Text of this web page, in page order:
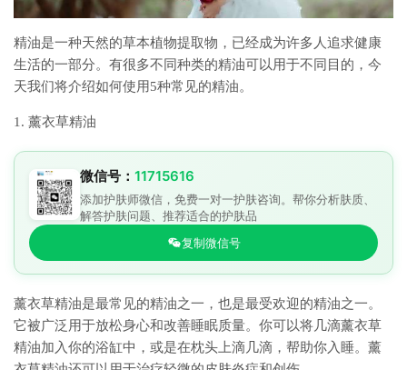
精油是一种天然的草本植物提取物，已经成为许多人追求健康
生活的一部分。有很多不同种类的精油可以用于不同目的，今
天我们将介绍如何使用5种常见的精油。
1. 薰衣草精油
微信号： 11715616
添加护肤师微信，免费一对一护肤咨询。帮你分析肤质、
解答护肤问题、推荐适合的护肤品
复制微信号
薰衣草精油是最常见的精油之一，也是最受欢迎的精油之一。
它被广泛用于放松身心和改善睡眠质量。你可以将几滴薰衣草
精油加入你的浴缸中，或是在枕头上滴几滴，帮助你入睡。薰